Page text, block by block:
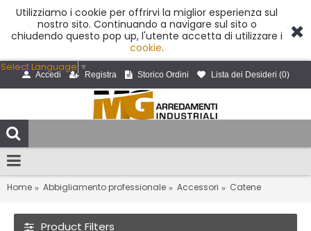
Utilizziamo i cookie per offrirvi la miglior esperienza sul
nostro sito. Continuando a navigare sul sito o
chiudendo questo pop up, l'utente accetta di utilizzare i
cookie.
Select Language ▼
Accedi Registra Storico Ordini Lista dei Desideri (0)
Home Abbigliamento professionale Accessori Catene
Product Filters